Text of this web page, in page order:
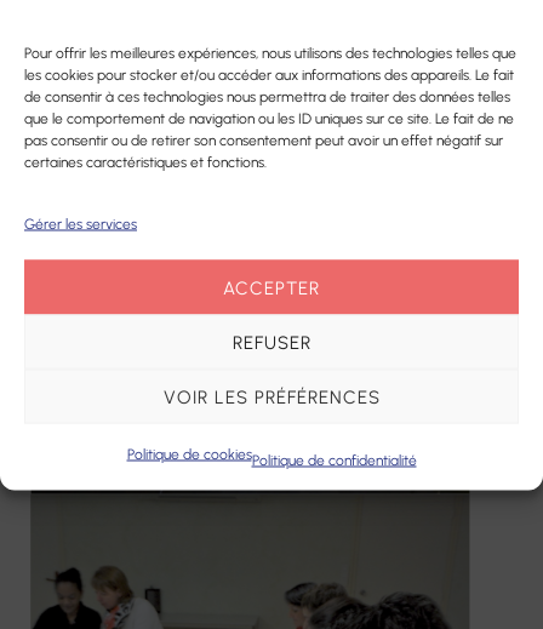
Pour offrir les meilleures expériences, nous utilisons des technologies telles que
les cookies pour stocker et/ou accéder aux informations des appareils. Le fait
de consentir à ces technologies nous permettra de traiter des données telles
que le comportement de navigation ou les ID uniques sur ce site. Le fait de ne
pas consentir ou de retirer son consentement peut avoir un effet négatif sur
certaines caractéristiques et fonctions.
Gérer les services
ACCEPTER
REFUSER
VOIR LES PRÉFÉRENCES
Politique de cookiesPolitique de confidentialité